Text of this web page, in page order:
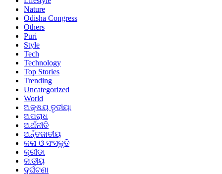
Nature
Odisha Congress
Others
Puri
Style
Tech
Technology
Top Stories
Trending
Uncategorized
World
ଅକ୍ଷୟ ତୃତୀୟା
ଅପରାଧ
ଅର୍ଥନୀତି
ଅର୍ନ୍ତଜାତୀୟ
କଳା ଓ ସଂସ୍କୃତି
କ୍ରୀଡା
ଜାତୀୟ
ଦୁର୍ଘଟଣା